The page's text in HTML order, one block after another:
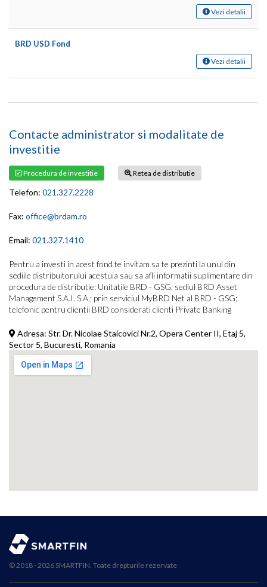
Vezi detalii
BRD USD Fond
Vezi detalii
Contacte administrator si modalitate de
investitie
Procedura de investitie Retea de distributie
Telefon: 021.327.2228
Fax: office@brdam.ro
Email: 021.327.1410
Pentru a investi in acest fond te invitam sa te prezinti la unul din
sediile distribuitorului acestuia sau sa afli informatii suplimentare din
procedura de distributie: Unitatile BRD - GSG; sediul BRD Asset
Management S.A.I. S.A.; prin serviciul MyBRD Net al BRD - GSG;
telefonic pentru clientii BRD considerati clienti Private Banking
Adresa: Str. Dr. Nicolae Staicovici Nr.2, Opera Center II, Etaj 5,
Sector 5, Bucuresti, Romania
© 2018 - 2026 SMARTFIN. Toate drepturile rezervate